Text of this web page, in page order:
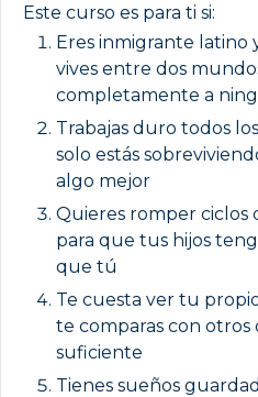
Este curso es para ti si:
Eres inmigrante latino
vives entre dos
completamente a
Trabajas duro todos
solo estás
algo mejor
Quieres romper ciclos
para que tus hijos
que tú
Te cuesta ver tu
te comparas con otros
suficiente
Tienes sueños